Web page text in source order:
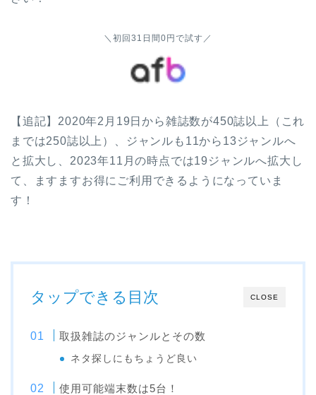
＼初回31日間0円で試す／
【追記】2020年2月19日から雑誌数が450誌以上（これ
までは250誌以上）、ジャンルも11から13ジャンルへ
と拡大し、2023年11月の時点では19ジャンルへ拡大し
て、ますますお得にご利用できるようになっていま
す！
CLOSE
タップできる目次
取扱雑誌のジャンルとその数
ネタ探しにもちょうど良い
使用可能端末数は5台！